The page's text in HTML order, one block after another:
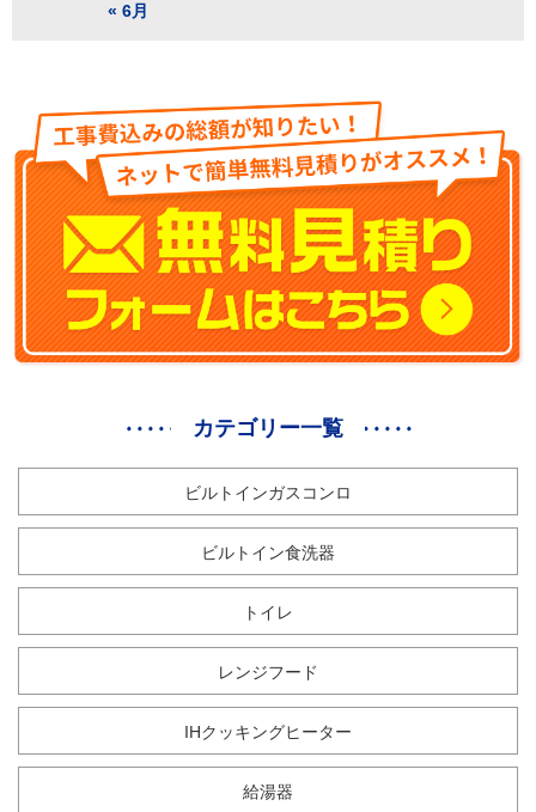
« 6月
カテゴリー一覧
ビルトインガスコンロ
ビルトイン食洗器
トイレ
レンジフード
IHクッキングヒーター
給湯器